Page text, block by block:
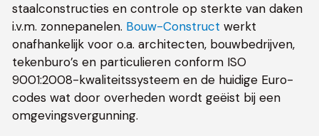
staalconstructies en controle op sterkte van daken
i.v.m. zonnepanelen. Bouw-Construct werkt
onafhankelijk voor o.a. architecten, bouwbedrijven,
tekenburo’s en particulieren conform ISO
9001:2008-kwaliteitssysteem en de huidige Euro-
codes wat door overheden wordt geëist bij een
omgevingsvergunning.